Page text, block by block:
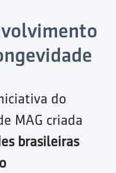
do
MAG criada
brasileiras